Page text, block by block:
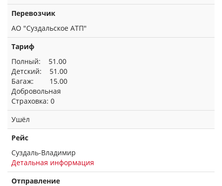
Перевозчик
АО "Суздальское АТП"
Тариф
Полный: 51.00
Детский: 51.00
Багаж: 15.00
Добровольная
Страховка: 0
Ушёл
Рейс
Суздаль-Владимир
Детальная информация
Отправление